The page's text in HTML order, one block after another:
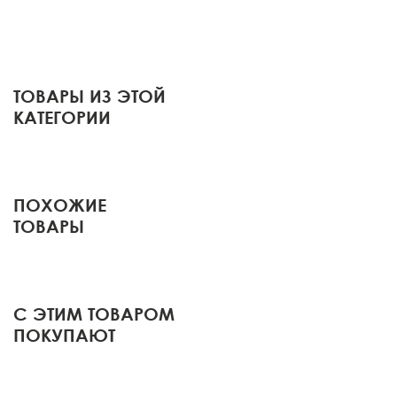
ТОВАРЫ ИЗ ЭТОЙ
КАТЕГОРИИ
ПОХОЖИЕ
ТОВАРЫ
С ЭТИМ ТОВАРОМ
ПОКУПАЮТ